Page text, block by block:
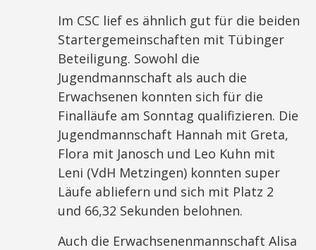
Im CSC lief es ähnlich gut für die beiden
Startergemeinschaften mit Tübinger
Beteiligung. Sowohl die
Jugendmannschaft als auch die
Erwachsenen konnten sich für die
Finalläufe am Sonntag qualifizieren. Die
Jugendmannschaft Hannah mit Greta,
Flora mit Janosch und Leo Kuhn mit
Leni (VdH Metzingen) konnten super
Läufe abliefern und sich mit Platz 2
und 66,32 Sekunden belohnen.
Auch die Erwachsenenmannschaft Alisa